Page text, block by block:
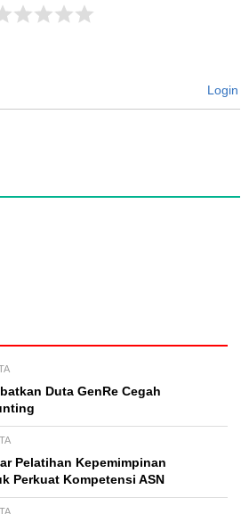
Login
Duta GenRe Cegah
Pelatihan Kepemimpinan
Perkuat Kompetensi ASN